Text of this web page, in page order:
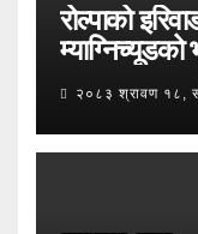
रोल्पाको
२०८३ श्रावण १८,